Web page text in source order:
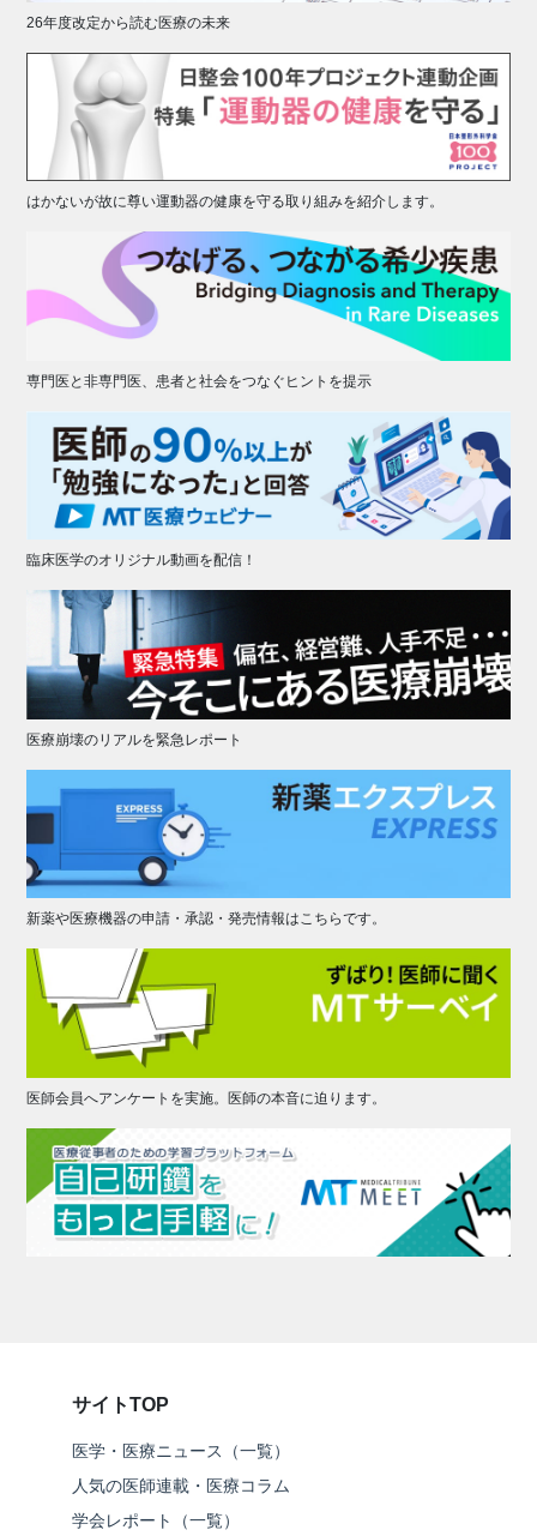
26年度改定から読む医療の未来
はかないが故に尊い運動器の健康を守る取り組みを紹介します。
専門医と非専門医、患者と社会をつなぐヒントを提示
臨床医学のオリジナル動画を配信！
医療崩壊のリアルを緊急レポート
新薬や医療機器の申請・承認・発売情報はこちらです。
医師会員へアンケートを実施。医師の本音に迫ります。
サイトTOP
医学・医療ニュース（一覧）
人気の医師連載・医療コラム
学会レポート（一覧）